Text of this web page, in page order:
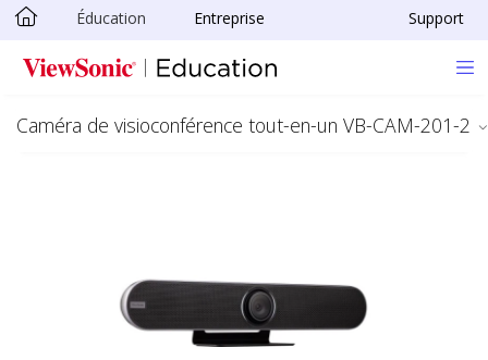
Passer au contenu principal
Éducation Entreprise Support
Caméra de visioconférence tout-en-un VB-CAM-201-2